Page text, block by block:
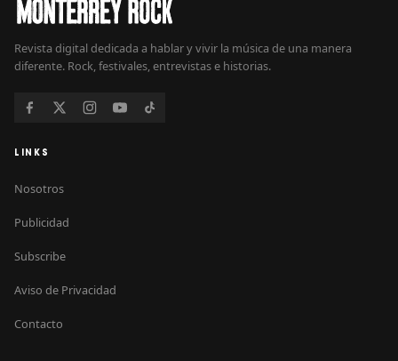
Revista digital dedicada a hablar y vivir la música de una manera
diferente. Rock, festivales, entrevistas e historias.
LINKS
Nosotros
Publicidad
Subscribe
Aviso de Privacidad
Contacto